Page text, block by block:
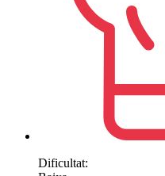
Dificultat: